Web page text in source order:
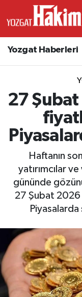
Yozgat Haberleri
27 Şubat
Haftanın
yatırımcılar
gününde
27 Şubat 2026